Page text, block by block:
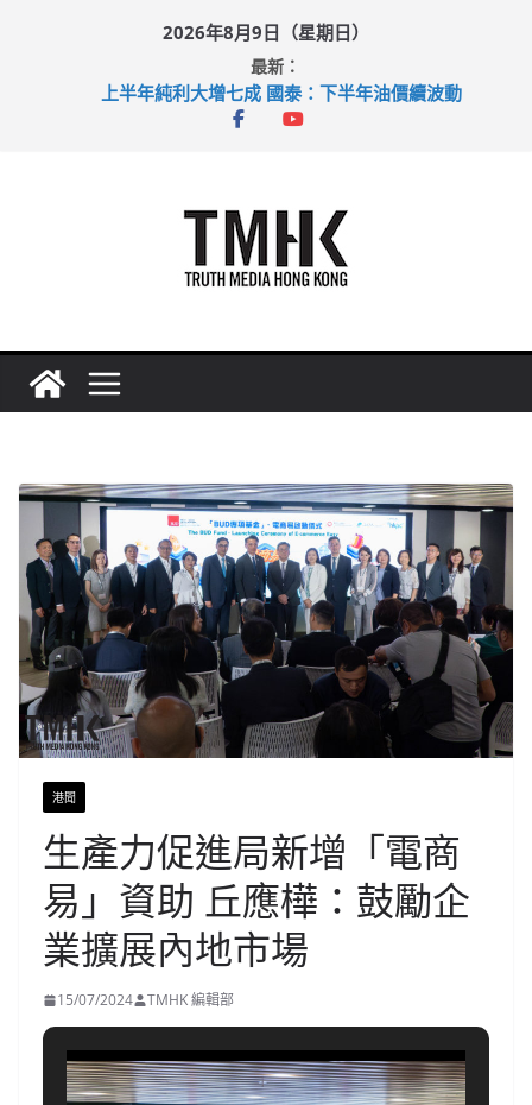
2026年8月9日（星期日）
最新：
上半年純利大增七成 國泰：下半年油價續波動
拜仁熱身賽挫維拉 啟德主場館奪錦標
港聞
生產力促進局新增「電商
易」資助 丘應樺：鼓勵企
業擴展內地市場
15/07/2024 TMHK 編輯部